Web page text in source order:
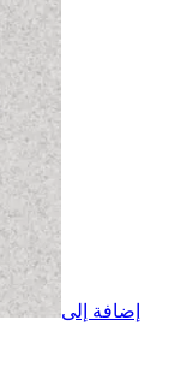
إضافة إلى